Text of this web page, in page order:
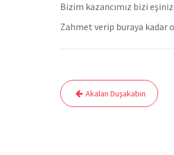
Bizim kazancımız bizi
Zahmet verip buraya kadar
Yazı
gezinmesi
Akalan Duşakabin